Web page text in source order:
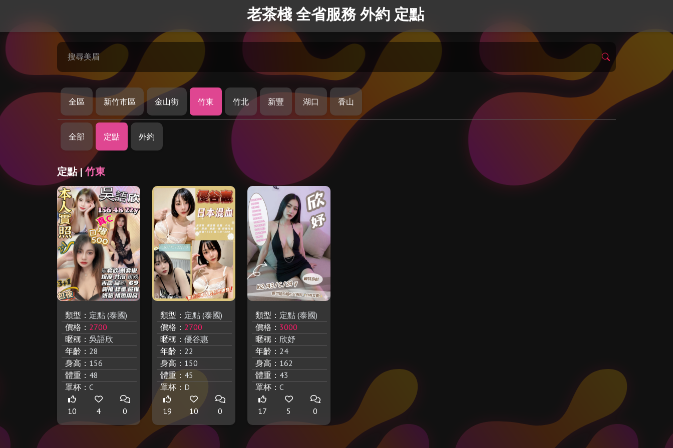
老茶棧 全省服務 外約 定點
搜尋美眉
全區 新竹市區 金山街 竹東 竹北 新豐 湖口 香山
全部 定點 外約
定點 |竹東
類型： 定點 (泰國)
價格： 2700
暱稱： 吳語欣
年齡： 28
身高： 156
體重： 48
罩杯： C
10 4 0
類型： 定點 (泰國)
價格： 2700
暱稱： 優谷惠
年齡： 22
身高： 150
體重： 45
罩杯： D
19 10 0
類型： 定點 (泰國)
價格： 3000
暱稱： 欣妤
年齡： 24
身高： 162
體重： 43
罩杯： C
17 5 0